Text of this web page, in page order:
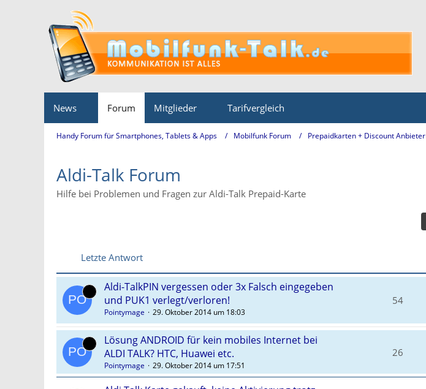
News Forum Mitglieder Tarifvergleich
Handy Forum für Smartphones, Tablets & Apps Mobilfunk Forum Prepaidkarten + Discount Anbieter
Aldi-Talk Forum
Hilfe bei Problemen und Fragen zur Aldi-Talk Prepaid-Karte
Letzte Antwort
Aldi-TalkPIN vergessen oder 3x Falsch eingegeben
und PUK1 verlegt/verloren!
Pointymage 29. Oktober 2014 um 18:03
54
Lösung ANDROID für kein mobiles Internet bei
ALDI TALK? HTC, Huawei etc.
Pointymage 29. Oktober 2014 um 17:51
26